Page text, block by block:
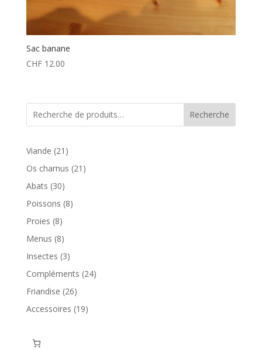
Sac banane
CHF12.00
Recherche
Viande 21 21
produits
Os charnus 21 21
Abats 3030
produits
Poissons 88
Proies 88
produits
Menus 88
produits
Insectes 33
produits
Compléments 2424
Friandise 2626
produits
Accessoires 1919